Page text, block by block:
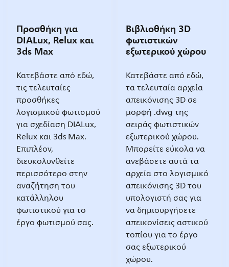
Προσθήκη για
DIALux, Relux και
3ds Max
Κατεβάστε από εδώ,
τις τελευταίες
προσθήκες
λογισμικού φωτισμού
για σχεδίαση DIALux,
Relux και 3ds Max.
Επιπλέον,
διευκολυνθείτε
περισσότερο στην
αναζήτηση του
κατάλληλου
φωτιστικού για το
έργο φωτισμού σας.
Βιβλιοθήκη 3D
φωτιστικών
εξωτερικού χώρου
Κατεβάστε από εδώ,
τα τελευταία αρχεία
απεικόνισης 3D σε
μορφή .dwg της
σειράς φωτιστικών
εξωτερικού χώρου.
Μπορείτε εύκολα να
ανεβάσετε αυτά τα
αρχεία στο λογισμικό
απεικόνισης 3D του
υπολογιστή σας για
να δημιουργήσετε
απεικονίσεις αστικού
τοπίου για το έργο
σας εξωτερικού
χώρου.